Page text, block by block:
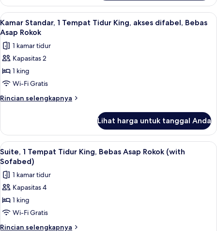
Bebas
Asap
Rokok
Kamar
Standar,
1
Tempat
Tidur
King,
Bebas
Rokok
Lihat
semua
foto
untuk
Kamar
Standar,
1
Tempat
akses
difabel,
Bebas
Asap
Rokok
Seprai premium, bantalan ekstra
2
Kamar Standar, 1 Tempat Tidur King, akses difabel, Bebas
Asap Rokok
1 kamar tidur
Kapasitas 2
1 king
Wi-Fi Gratis
Rincian selengkapnya
Rincian
Kamar
Standar,
1
Tempat
King,
akses
difabel,
Bebas
Asap
Lihat harga untuk tanggal Anda
Lihat
semua
foto
untuk
Suite,
1
Tempat
Tidur
Seprai premium, bantalan ekstra
2
Suite, 1 Tempat Tidur King, Bebas Asap Rokok (with
Sofabed)
1 kamar tidur
Kapasitas 4
1 king
Wi-Fi Gratis
Rincian selengkapnya
Rincian